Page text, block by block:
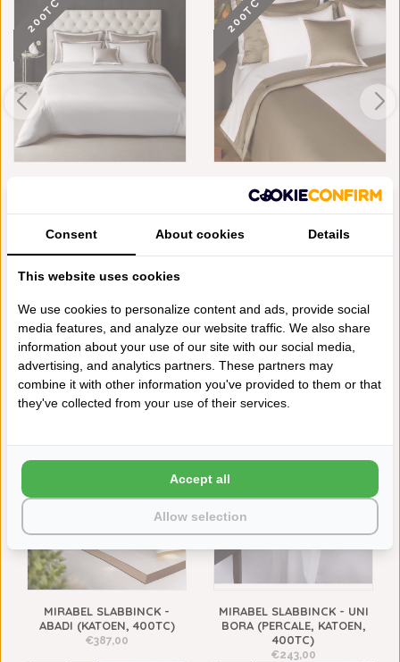
200TC
€281,00
200TC
(KATOEN, 2...
€356,00
Schrijf je eigen review
Neem contact op over dit product
Aan verlanglijst toevoegen
Toevoegen aan vergelijking
Afdrukken
VAAK SAMEN GEKOCHT
400TC
MIRABEL SLABBINCK -
ABADI (KATOEN, 400TC)
€387,00
400TC
MIRABEL SLABBINCK - UNI
BORA (PERCALE, KATOEN,
400TC)
€243,00
Consent About cookies Details
This website uses cookies
We use cookies to personalize content and ads, provide social
media features, and analyze our website traffic. We also share
information about your use of our site with our social media,
advertising, and analytics partners. These partners may
combine it with other information you've provided to them or that
they've collected from your use of their services.
Allow selection
Accept all